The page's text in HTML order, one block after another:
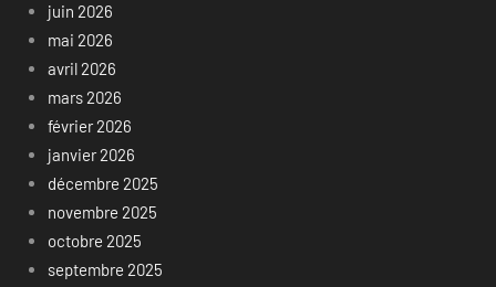
juin 2026
mai 2026
avril 2026
mars 2026
février 2026
janvier 2026
décembre 2025
novembre 2025
octobre 2025
septembre 2025